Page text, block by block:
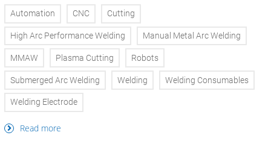
Automation CNC Cutting
High Arc Performance Welding Manual Metal Arc Welding
MMAW Plasma Cutting Robots
Submerged Arc Welding Welding Welding Consumables
Welding Electrode
Read more